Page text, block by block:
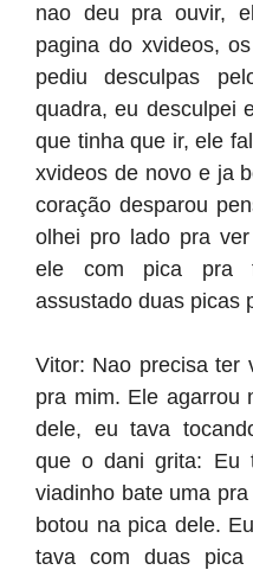
nao deu pra ouvir,
pagina do xvideos,
pediu desculpas
quadra, eu desculpei
que tinha que ir, ele
xvideos de novo e ja
coração desparou
olhei pro lado pra
ele com pica pra
assustado duas picas
Vitor: Nao precisa ter
pra mim. Ele agarrou
dele, eu tava
que o dani grita: Eu
viadinho bate uma
botou na pica dele.
tava com duas